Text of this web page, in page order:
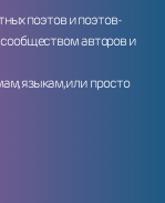
поэтов и поэтов-
авторов и
языкам, или просто